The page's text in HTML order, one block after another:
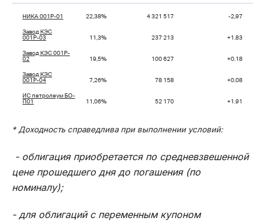
НИКА 001Р-01 22,38% 4 321 517 -2,97
Завод КЭС
001Р-03
11,3% 237 213 +1.83
Завод КЭС 001P-
02
19,5% 100 627 +0.18
Завод КЭС
001Р-04
7,26% 78 158 +0.08
ИС петролеум БО-
П01
11,06% 52 170 +1.91
* Доходность справедлива при выполнении условий:
- облигация приобретается по средневзвешенной
цене прошедшего дня до погашения (по
номиналу);
- для облигаций с переменным купоном